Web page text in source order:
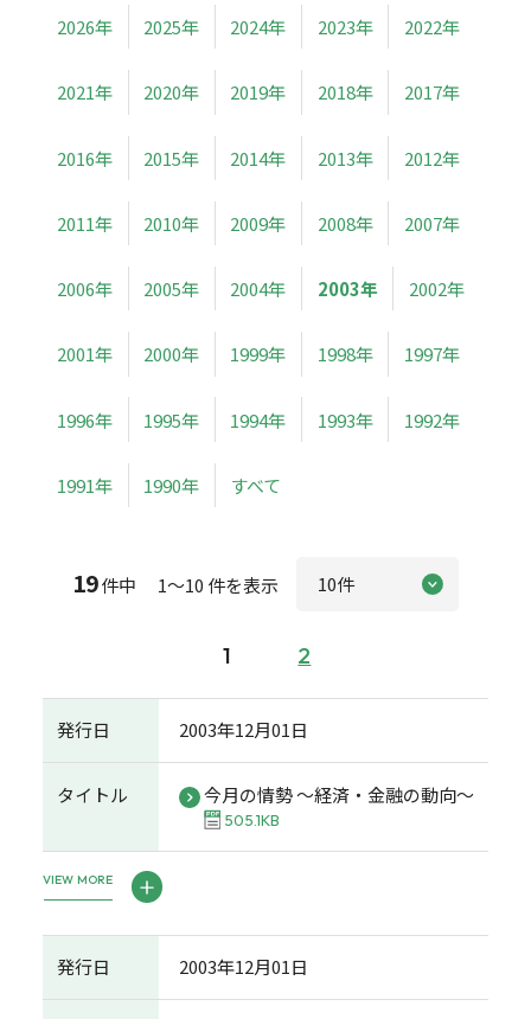
2026年 2025年 2024年 2023年 2022年
2021年 2020年 2019年 2018年 2017年
2016年 2015年 2014年 2013年 2012年
2011年 2010年 2009年 2008年 2007年
2006年 2005年 2004年 2003年 2002年
2001年 2000年 1999年 1998年 1997年
1996年 1995年 1994年 1993年 1992年
1991年 1990年 すべて
19件中 1～10 件を表示
1 2
発行日 2003年12月01日
タイトル 今月の情勢 ～経済・金融の動向～
505.1KB
VIEW MORE
発行日 2003年12月01日